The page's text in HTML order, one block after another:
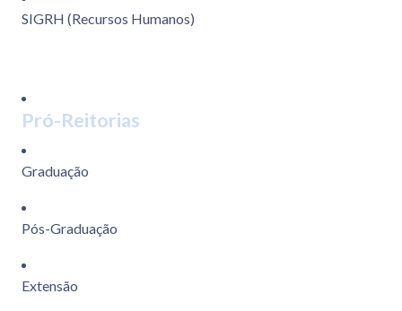
SIGRH (Recursos Humanos)
Pró-Reitorias
Graduação
Pós-Graduação
Extensão